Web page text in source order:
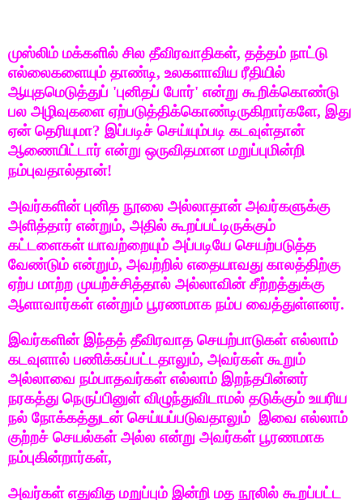
முஸ்லிம் மக்களில் சில தீவிரவாதிகள், தத்தம் நாட்டு
எல்லைகளையும் தாண்டி, உலகளாவிய ரீதியில்
ஆயுதமெடுத்துப் 'புனிதப் போர்' என்று கூறிக்கொண்டு
பல அழிவுகளை ஏற்படுத்திக்கொண்டிருகிறார்களே, இது
ஏன் தெரியுமா? இப்படிச் செய்யும்படி கடவுள்தான்
ஆணையிட்டார் என்று ஒருவிதமான மறுப்புமின்றி
நம்புவதால்தான்!
அவர்களின் புனித நூலை அல்லாதான் அவர்களுக்கு
அளித்தார் என்றும், அதில் கூறப்பட்டிருக்கும்
கட்டளைகள் யாவற்றையும் அப்படியே செயற்படுத்த
வேண்டும் என்றும், அவற்றில் எதையாவது காலத்திற்கு
ஏற்ப மாற்ற முயற்ச்சித்தால் அல்லாவின் சீற்றத்துக்கு
ஆளாவார்கள் என்றும் பூரணமாக நம்ப வைத்துள்ளனர்.
இவர்களின் இந்தத் தீவிரவாத செயற்பாடுகள் எல்லாம்
கடவுளால் பணிக்கப்பட்டதாலும், அவர்கள் கூறும்
அல்லாவை நம்பாதவர்கள் எல்லாம் இறந்தபின்னர்
நரகத்து நெருப்பினுள் விழுந்துவிடாமல் தடுக்கும் உயரிய
நல் நோக்கத்துடன் செய்யப்படுவதாலும் இவை எல்லாம்
குற்றச் செயல்கள் அல்ல என்று அவர்கள் பூரணமாக
நம்புகின்றார்கள்,
அவர்கள் எதுவித மறுப்பும் இன்றி மத நூலில் கூறப்பட்ட